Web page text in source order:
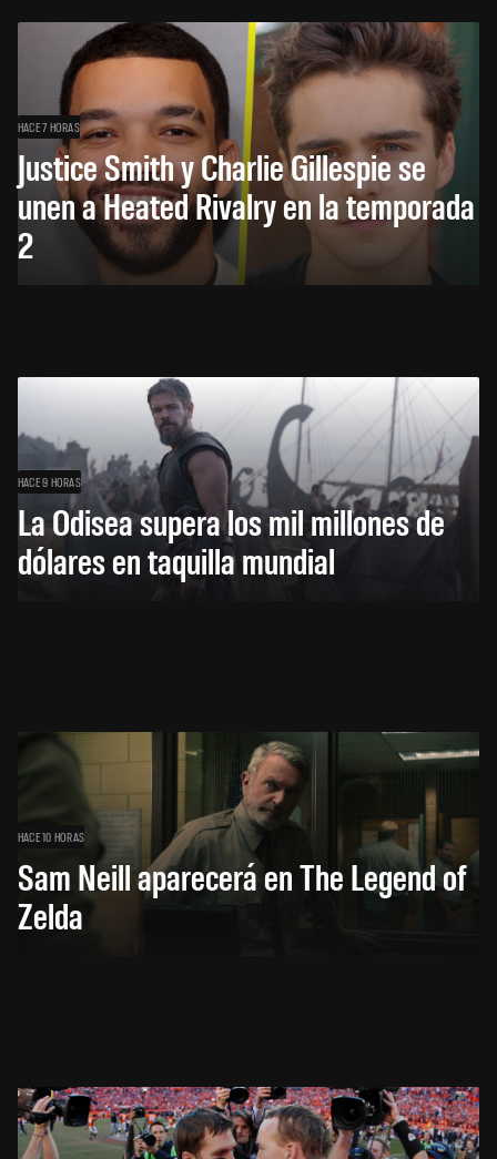
HACE 7 HORAS
Justice Smith y Charlie Gillespie se
unen a Heated Rivalry en la temporada
2
HACE 9 HORAS
La Odisea supera los mil millones de
dólares en taquilla mundial
HACE 10 HORAS
Sam Neill aparecerá en The Legend of
Zelda